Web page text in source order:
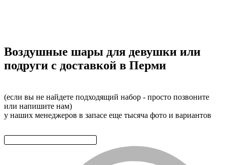
Воздушные шары для девушки или
подруги с доставкой в Перми
(если вы не найдете подходящий набор - просто позвоните
или напишите нам)
у наших менеджеров в запасе еще тысяча фото и вариантов